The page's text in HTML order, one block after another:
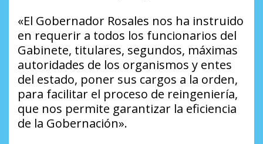
«El Gobernador Rosales nos ha instruido
en requerir a todos los funcionarios del
Gabinete, titulares, segundos, máximas
autoridades de los organismos y entes
del estado, poner sus cargos a la orden,
para facilitar el proceso de reingeniería,
que nos permite garantizar la eficiencia
de la Gobernación».